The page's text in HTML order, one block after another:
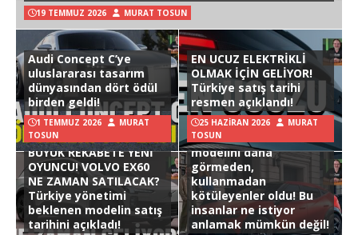
19 TEMMUZ 2026 MURAT TOSUN
Audi Concept C’ye
uluslararası tasarım
dünyasından dört ödül
birden geldi!
1 TEMMUZ 2026
MURAT
TOSUN
EN UCUZ ELEKTRİKLİ
OLMAK İÇİN GELİYOR!
Türkiye satış tarihi
resmen açıklandı!
25 HAZIRAN 2026
MURAT
TOSUN
BÜYÜK REKABETE YENİ
OYUNCU! VOLVO EX60
NE ZAMAN SATILACAK?
Türkiye yönetimi
beklenen modelin satış
tarihini açıkladı!
Hyundai Ioniq 3
modelini daha
görmeden,
kullanmadan
kötüleyenler oldu! Bu
insanlar ne istiyor
anlamak mümkün değil!